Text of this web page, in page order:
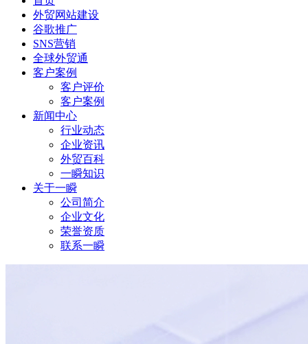
外贸网站建设
谷歌推广
SNS营销
全球外贸通
客户案例
客户评价
客户案例
新闻中心
行业动态
企业资讯
外贸百科
一瞬知识
关于一瞬
公司简介
企业文化
荣誉资质
联系一瞬